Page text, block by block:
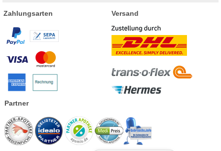
Zahlungsarten Versand
Partner